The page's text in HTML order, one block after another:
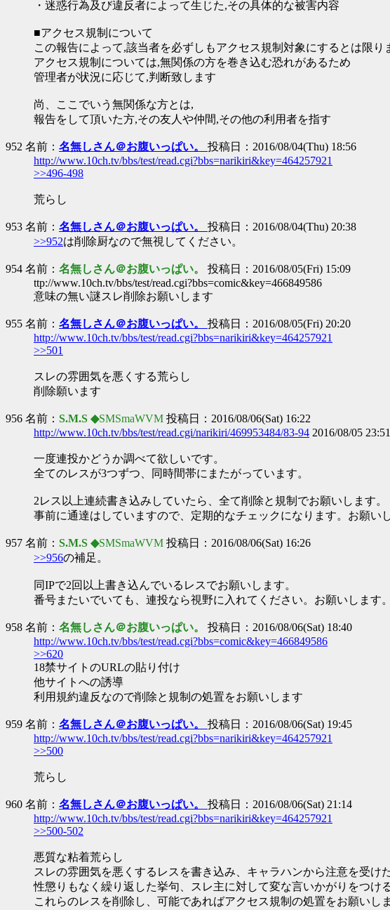
・迷惑行為及び違反者によって生じた,その具体的な被害内容
■アクセス規制について
この報告によって,該当者を必ずしもアクセス規制対象にするとは限り
アクセス規制については,無関係の方を巻き込む恐れがあるため
管理者が状況に応じて,判断致します
尚、ここでいう無関係な方とは,
報告をして頂いた方,その友人や仲間,その他の利用者を指す
952 名前： 名無しさん＠お腹いっぱい。 投稿日：2016/08/04(Thu) 18:56
http://www.10ch.tv/bbs/test/read.cgi?bbs=narikiri&key=464257921
>>496-498
荒らし
953 名前： 名無しさん＠お腹いっぱい。 投稿日：2016/08/04(Thu) 20:38
>>952は削除厨なので無視してください。
954 名前： 名無しさん＠お腹いっぱい。 投稿日：2016/08/05(Fri) 15:09
ttp://www.10ch.tv/bbs/test/read.cgi?bbs=comic&key=466849586
意味の無い謎スレ削除お願いします
955 名前： 名無しさん＠お腹いっぱい。 投稿日：2016/08/05(Fri) 20:20
http://www.10ch.tv/bbs/test/read.cgi?bbs=narikiri&key=464257921
>>501
スレの雰囲気を悪くする荒らし
削除願います
956 名前： S.M.S ◆SMSmaWVM 投稿日：2016/08/06(Sat) 16:22
http://www.10ch.tv/bbs/test/read.cgi/narikiri/469953484/83-94 2016/08/05 23:51
一度連投かどうか調べて欲しいです。
全てのレスが3つずつ、同時間帯にまたがっています。
2レス以上連続書き込みしていたら、全て削除と規制でお願いします。
事前に通達はしていますので、定期的なチェックになります。お願いし
957 名前： S.M.S ◆SMSmaWVM 投稿日：2016/08/06(Sat) 16:26
>>956の補足。
同IPで2回以上書き込んでいるレスでお願いします。
番号またいでいても、連投なら視野に入れてください。お願いします。
958 名前： 名無しさん＠お腹いっぱい。 投稿日：2016/08/06(Sat) 18:40
http://www.10ch.tv/bbs/test/read.cgi?bbs=comic&key=466849586
>>620
18禁サイトのURLの貼り付け
他サイトへの誘導
利用規約違反なので削除と規制の処置をお願いします
959 名前： 名無しさん＠お腹いっぱい。 投稿日：2016/08/06(Sat) 19:45
http://www.10ch.tv/bbs/test/read.cgi?bbs=narikiri&key=464257921
>>500
荒らし
960 名前： 名無しさん＠お腹いっぱい。 投稿日：2016/08/06(Sat) 21:14
http://www.10ch.tv/bbs/test/read.cgi?bbs=narikiri&key=464257921
>>500-502
悪質な粘着荒らし
スレの雰囲気を悪くするレスを書き込み、キャラハンから注意を受け
性懲りもなく繰り返した挙句、スレ主に対して変な言いかがりをつけ
これらのレスを削除し、可能であればアクセス規制の処置をお願いしま